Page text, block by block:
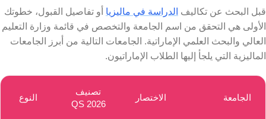
قبل البحث عن تكاليف الدراسة في ماليزيا أو تفاصيل القبول، خطوتك
الأولى هي التحقق من اسم الجامعة والتخصص في قائمة وزارة التعليم
العالي والبحث العلمي الإماراتية. الجامعات التالية من أبرز الجامعات
الماليزية التي يلجأ إليها الطلاب الإماراتيون.
الجامعة الاختصار
تصنيف
QS 2026
النوع